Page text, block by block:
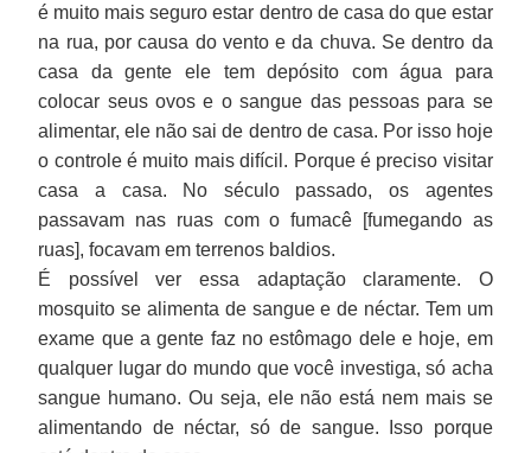
é muito mais seguro estar dentro de casa do que estar
na rua, por causa do vento e da chuva. Se dentro da
casa da gente ele tem depósito com água para
colocar seus ovos e o sangue das pessoas para se
alimentar, ele não sai de dentro de casa. Por isso hoje
o controle é muito mais difícil. Porque é preciso visitar
casa a casa. No século passado, os agentes
passavam nas ruas com o fumacê [fumegando as
ruas], focavam em terrenos baldios.
É possível ver essa adaptação claramente. O
mosquito se alimenta de sangue e de néctar. Tem um
exame que a gente faz no estômago dele e hoje, em
qualquer lugar do mundo que você investiga, só acha
sangue humano. Ou seja, ele não está nem mais se
alimentando de néctar, só de sangue. Isso porque